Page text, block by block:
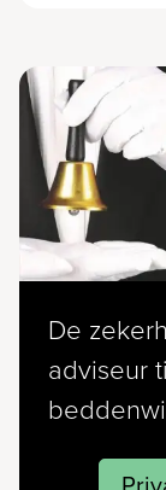
De
adviseur